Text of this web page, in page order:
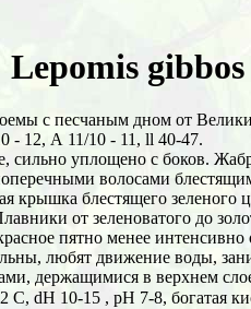
Lepomis
с песчаным дном от
- 12, А 11/10 - 11, ll 40-47.
сильно уплощено с боков.
волосами
крышка блестящего
от зеленоватого до
пятно менее
любят движение воды,
держащимися в верхнем
С, dH 10-15 , рН 7-8,